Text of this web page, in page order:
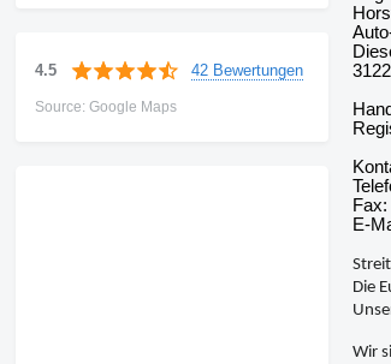
4.5 42 Bewertungen
Source: Google Maps
E-
Die
Wir